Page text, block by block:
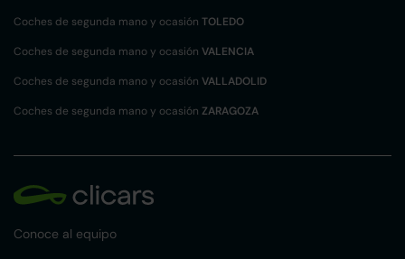
Coches de segunda mano y ocasión TOLEDO
Coches de segunda mano y ocasión VALENCIA
Coches de segunda mano y ocasión VALLADOLID
Coches de segunda mano y ocasión ZARAGOZA
Conoce al equipo